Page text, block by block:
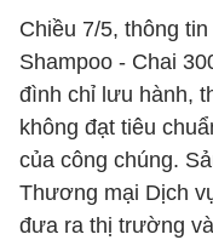
Chiều 7/5, thông
Shampoo - Chai
đình chỉ lưu hành,
không đạt tiêu
của công chúng.
Thương mại Dịch
đưa ra thị trường